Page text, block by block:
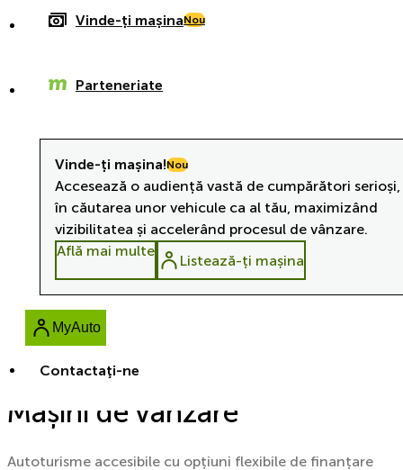
Vinde-ți mașinaNou
Parteneriate
Contactaţi-ne
Vinde-ți mașina!Nou
Accesează o audiență vastă de cumpărători
în căutarea unor vehicule ca al tău, maximizând
vizibilitatea și accelerând procesul de vânzare.
Află mai multe
Listează-ți mașina
MyAuto
Mașini de vânzare
Autoturisme accesibile cu opțiuni flexibile de finanțare